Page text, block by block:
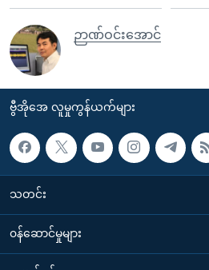
ဉာဏ်ဝင်းအောင်
ဗွီအိုအေ လူမှုကွန်ယက်များ
သတင်း
၀န်ဆောင်မှုများ